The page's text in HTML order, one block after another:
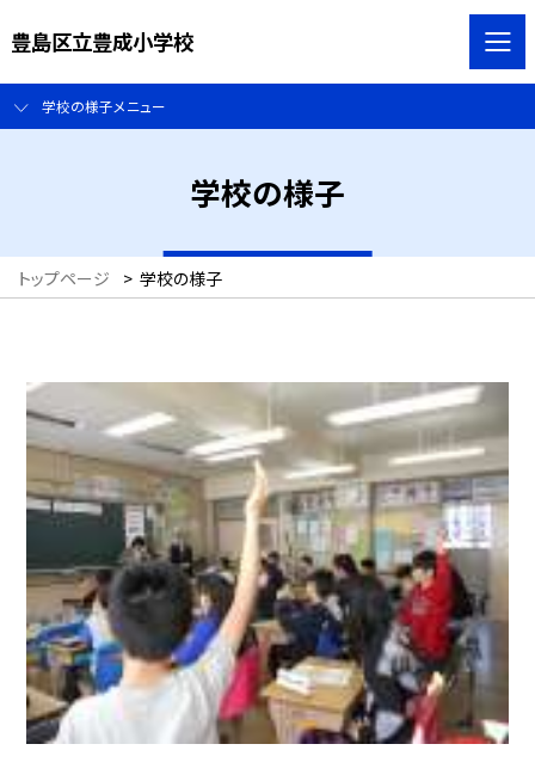
豊島区立豊成小学校
学校の様子メニュー
学校の様子
トップページ > 学校の様子